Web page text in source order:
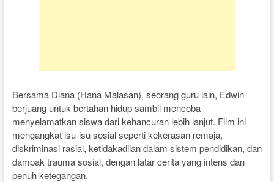
Bersama Diana (Hana Malasan), seorang guru lain, Edwin
berjuang untuk bertahan hidup sambil mencoba
menyelamatkan siswa dari kehancuran lebih lanjut. Film ini
mengangkat isu-isu sosial seperti kekerasan remaja,
diskriminasi rasial, ketidakadilan dalam sistem pendidikan, dan
dampak trauma sosial, dengan latar cerita yang intens dan
penuh ketegangan.